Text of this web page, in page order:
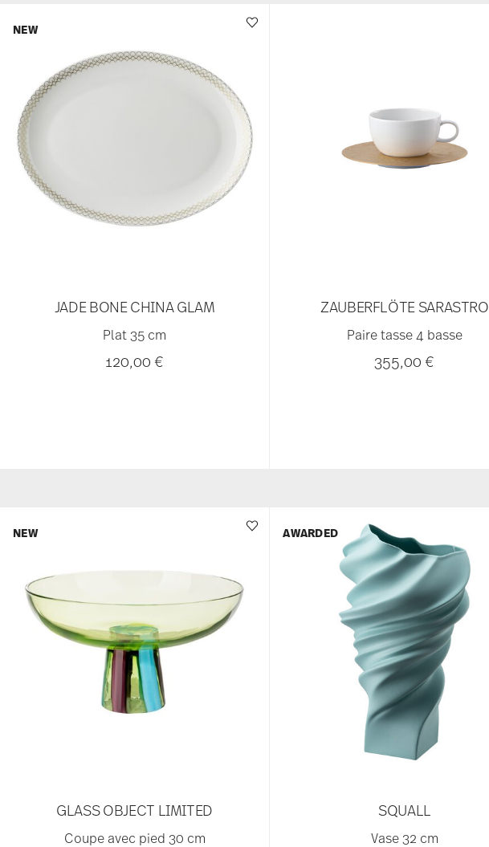
JADE BONE CHINA GLAM
Plat 35 cm
120,00 €
NEW
ZAUBERFLÖTE SARASTRO
Paire tasse 4 basse
355,00 €
GLASS OBJECT LIMITED
Coupe avec pied 30 cm
NEW
SQUALL
Vase 32 cm
AWARDED